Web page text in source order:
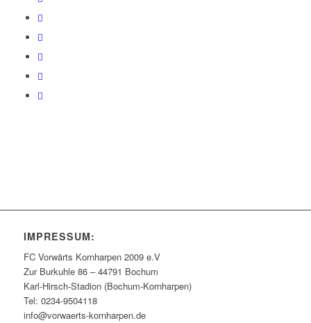
IMPRESSUM:
FC Vorwärts Kornharpen 2009 e.V
Zur Burkuhle 86 – 44791 Bochum
Karl-Hirsch-Stadion (Bochum-Kornharpen)
Tel: 0234-9504118
info@vorwaerts-kornharpen.de